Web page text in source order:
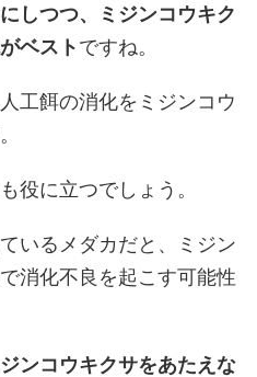
しつつ、ミジンコウキク
ベストですね。
工餌の消化をミジンコウ
役に立つでしょう。
いるメダカだと、ミジン
消化不良を起こす可能性
ンコウキクサをあたえな